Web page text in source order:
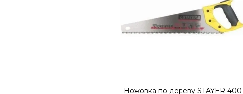
Ножовка по дереву STAYER 400